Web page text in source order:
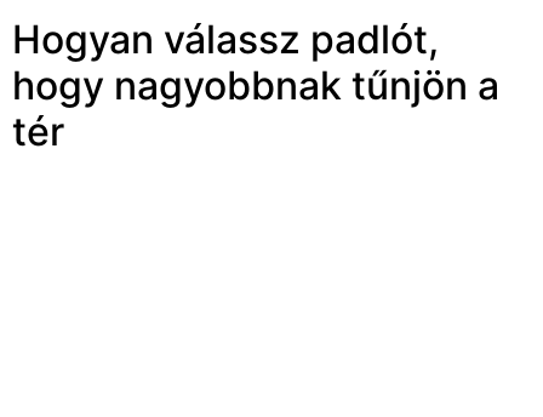
Hogyan válassz padlót,
hogy nagyobbnak tűnjön a
tér